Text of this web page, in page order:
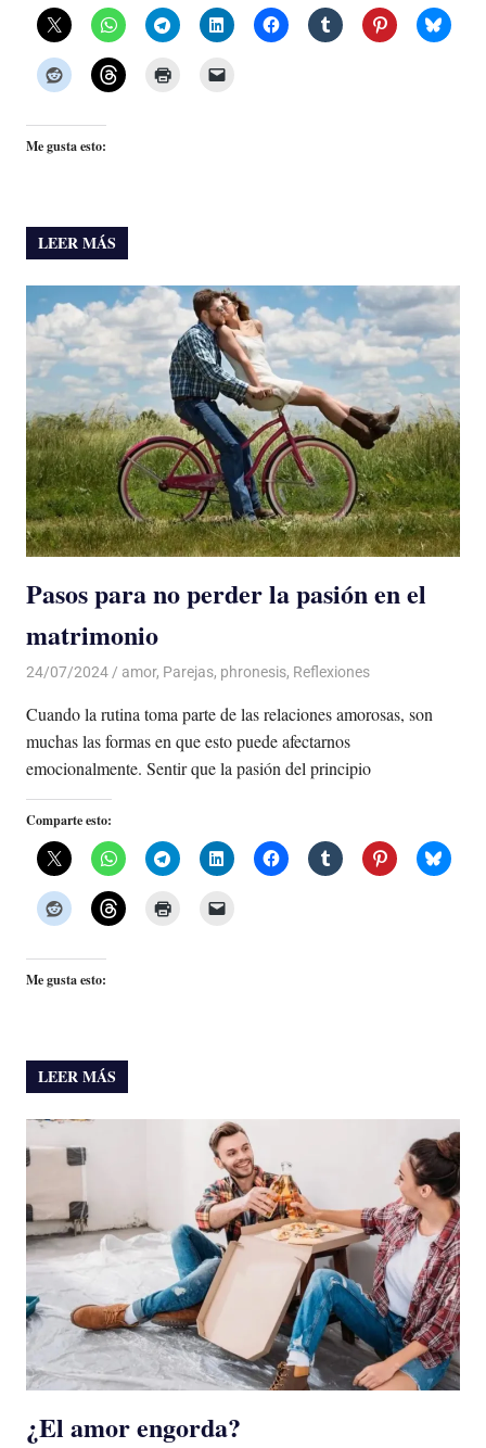
Me gusta esto:
LEER MÁS
Pasos para no perder la pasión en el
matrimonio
24/07/2024 De todo un Poco
amor, Parejas, phronesis, Reflexiones
Cuando la rutina toma parte de las relaciones amorosas, son
muchas las formas en que esto puede afectarnos
emocionalmente. Sentir que la pasión del principio
Comparte esto:
Me gusta esto:
LEER MÁS
¿El amor engorda?